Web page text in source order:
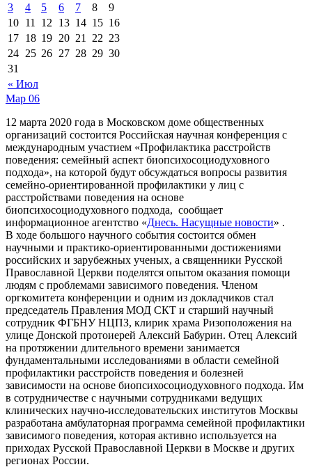
« Июл
3
4 5 6 7 8
9
10 11 12 13 14 15 16
17 18 19 20 21 22 23
24 25 26 27 28 29 30
31
Мар 06
12 марта 2020 года в Московском доме общественных
организаций состоится Российская научная конференция с
международным участием «Профилактика расстройств
поведения: семейный аспект биопсихосоциодуховного
подхода», на которой будут обсуждаться вопросы развития
семейно-ориентированной профилактики у лиц с
расстройствами поведения на основе
биопсихосоциодуховного подхода, сообщает
информационное агентство «Днесь. Насущные новости» .
В ходе большого научного события состоится обмен
научными и практико-ориентированными достижениями
российских и зарубежных ученых, а священники Русской
Православной Церкви поделятся опытом оказания помощи
людям с проблемами зависимого поведения. Членом
оргкомитета конференции и одним из докладчиков стал
председатель Правления МОД СКТ и старший научный
сотрудник ФГБНУ НЦПЗ, клирик храма Ризоположения на
улице Донской протоиерей Алексий Бабурин. Отец Алексий
на протяжении длительного времени занимается
фундаментальными исследованиями в области семейной
профилактики расстройств поведения и болезней
зависимости на основе биопсихосоциодуховного подхода. Им
в сотрудничестве с научными сотрудниками ведущих
клинических научно-исследовательских институтов Москвы
разработана амбулаторная программа семейной профилактики
зависимого поведения, которая активно используется на
приходах Русской Православной Церкви в Москве и других
регионах России.